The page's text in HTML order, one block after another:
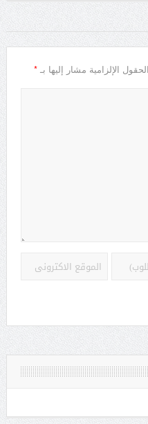
الحقول الإلزامية مشار إليها بـ *